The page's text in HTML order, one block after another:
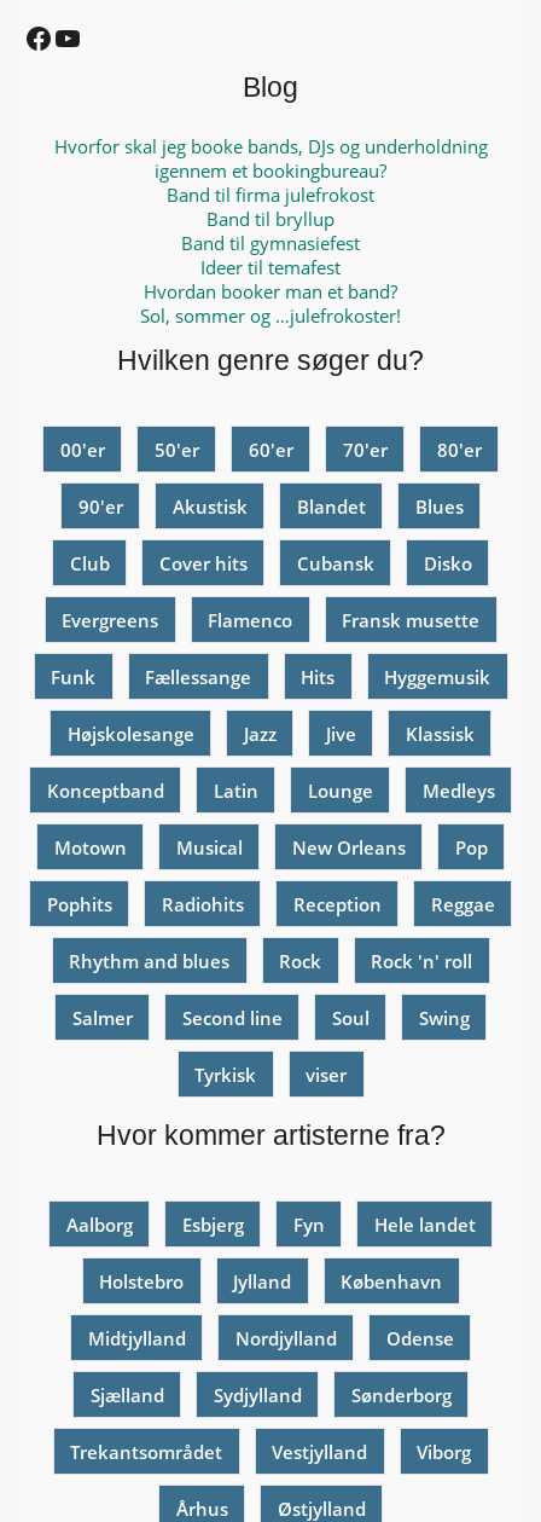
Facebook
Blog
Hvorfor skal jeg booke bands, DJs og underholdning
igennem et bookingbureau?
Band til firma julefrokost
Band til bryllup
Band til gymnasiefest
Ideer til temafest
Hvordan booker man et band?
Sol, sommer og …julefrokoster!
Hvilken genre søger du?
00'er 50'er 60'er 70'er 80'er
90'er Akustisk Blandet Blues
Club Cover hits Cubansk Disko
Evergreens Flamenco Fransk musette
Funk Fællessange Hits Hyggemusik
Højskolesange Jazz Jive Klassisk
Konceptband Latin Lounge Medleys
Motown Musical New Orleans Pop
Pophits Radiohits Reception Reggae
Rhythm and blues Rock Rock 'n' roll
Salmer Second line Soul Swing
Tyrkisk viser
Hvor kommer artisterne fra?
Aalborg Esbjerg Fyn Hele landet
Holstebro Jylland København
Midtjylland Nordjylland Odense
Sjælland Sydjylland Sønderborg
Trekantsområdet Vestjylland Viborg
Århus Østjylland